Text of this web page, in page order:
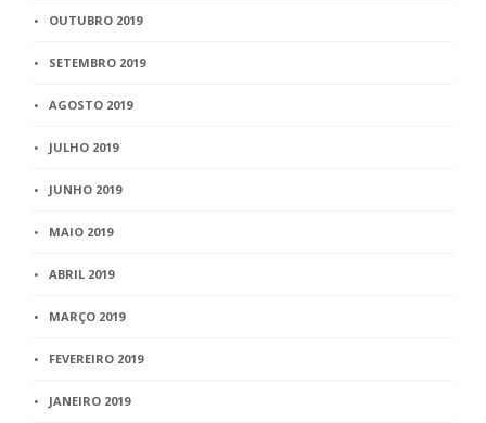
OUTUBRO 2019
SETEMBRO 2019
AGOSTO 2019
JULHO 2019
JUNHO 2019
MAIO 2019
ABRIL 2019
MARÇO 2019
FEVEREIRO 2019
JANEIRO 2019